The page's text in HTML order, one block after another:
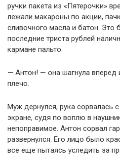
ручки пакета из «Пятерочки»
лежали макароны по акции,
сливочного масла и батон. Это
последние триста рублей
кармане пальто.
— Антон! — она шагнула вперед
плечо.
Муж дернулся, рука сорвалась
экране, судя по воплю в
непоправимое. Антон сорвал
развернулся. Его лицо было
все еще пытаясь уследить за